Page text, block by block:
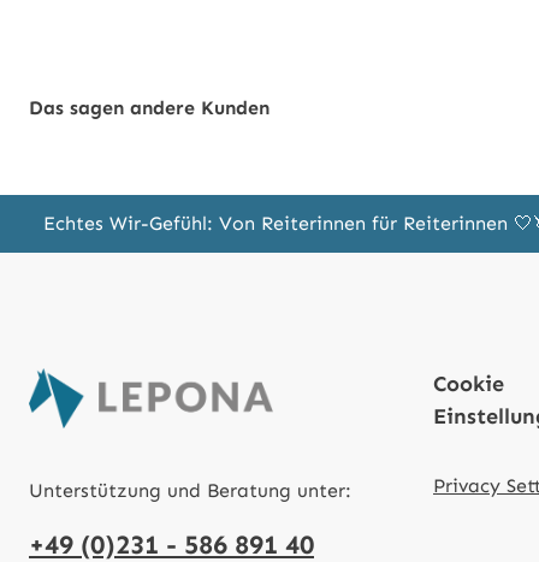
Das sagen andere Kunden
Echtes Wir-Gefühl: Von Reiterinnen für Reiterinnen
Unterstützung und Beratung unter:
+49 (0)231 - 586 891 40
Cookie
Privacy